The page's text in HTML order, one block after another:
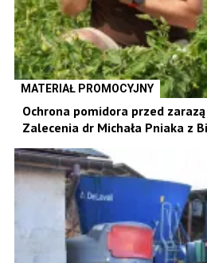
MATERIAŁ PROMOCYJNY
Ochrona pomidora przed
Zalecenia dr Michała Pniaka z